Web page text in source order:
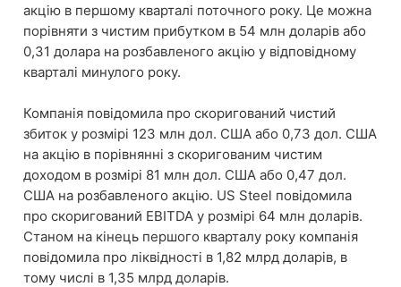
акцію в першому кварталі поточного року. Це можна
порівняти з чистим прибутком в 54 млн доларів або
0,31 долара на розбавленого акцію у відповідному
кварталі минулого року.
Компанія повідомила про скоригований чистий
збиток у розмірі 123 млн дол. США або 0,73 дол. США
на акцію в порівнянні з скоригованим чистим
доходом в розмірі 81 млн дол. США або 0,47 дол.
США на розбавленого акцію. US Steel повідомила
про скоригований EBITDA у розмірі 64 млн доларів.
Станом на кінець першого кварталу року компанія
повідомила про ліквідності в 1,82 млрд доларів, в
тому числі в 1,35 млрд доларів.